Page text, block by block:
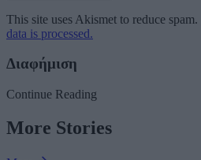
This site uses Akismet to reduce spam.
data is processed.
Διαφήμιση
Continue Reading
More Stories